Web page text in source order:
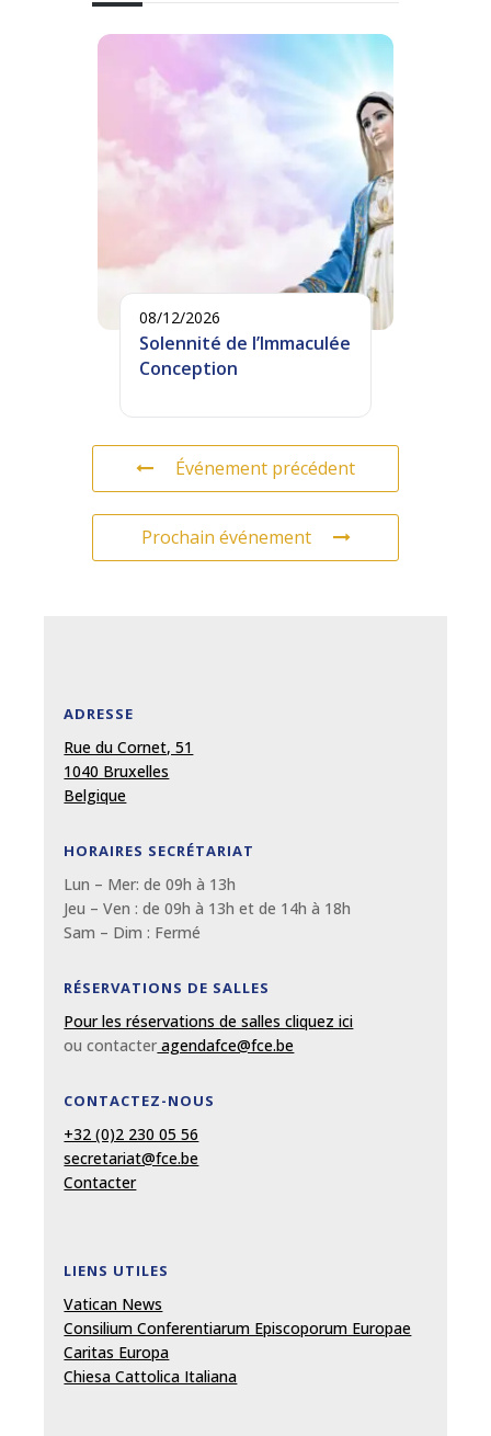
08/12/2026
Solennité de l’Immaculée
Conception
Événement précédent
Prochain événement
ADRESSE
Rue du Cornet, 51
1040 Bruxelles
Belgique
HORAIRES SECRÉTARIAT
Lun – Mer: de 09h à 13h
Jeu – Ven : de 09h à 13h et de 14h à 18h
Sam – Dim : Fermé
RÉSERVATIONS DE SALLES
Pour les réservations de salles cliquez ici
ou contacter agendafce@fce.be
CONTACTEZ-NOUS
+32 (0)2 230 05 56
secretariat@fce.be
Contacter
LIENS UTILES
Vatican News
Consilium Conferentiarum Episcoporum Europae
Caritas Europa
Chiesa Cattolica Italiana